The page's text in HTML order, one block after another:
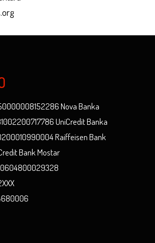
Nova Banka
UniCredit Banka
Raiffeisen Bank
Bank Mostar